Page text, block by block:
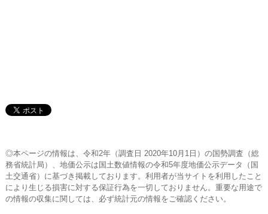
◎本ページの情報は、令和2年（調査日 2020年10月1日）の国勢調査（総
務省統計局）、地価公示は国土数値情報の令和5年度地価公示データ（国
土交通省）に基づき掲載しております。利用者が当サイトを利用したこと
により生じる損害に対する保証行為を一切しておりません。重要な用途で
の情報の収集に関しては、必ず統計元の情報をご確認ください。